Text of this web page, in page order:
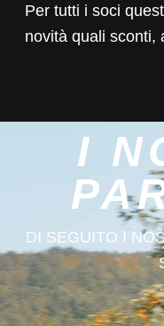
Per tutti i soci
novità quali sconti,
I
DI SEGUITO I